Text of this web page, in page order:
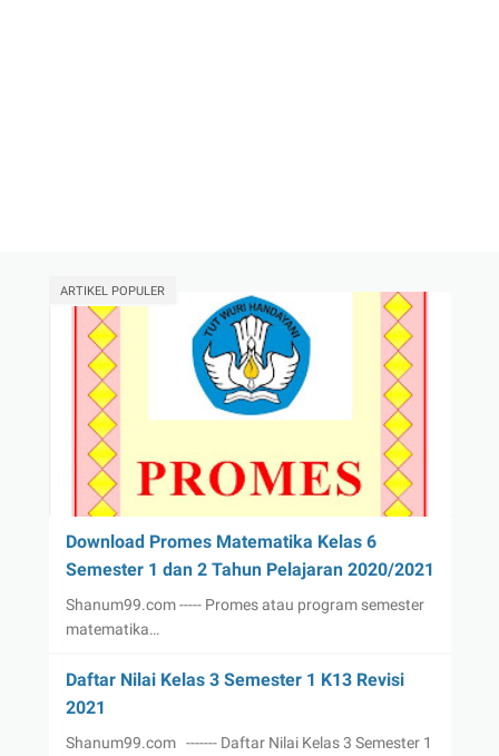
ARTIKEL POPULER
Download Promes Matematika Kelas 6
Semester 1 dan 2 Tahun Pelajaran 2020/2021
Shanum99.com ----- Promes atau program semester
matematika…
Daftar Nilai Kelas 3 Semester 1 K13 Revisi
2021
Shanum99.com ------- Daftar Nilai Kelas 3 Semester 1